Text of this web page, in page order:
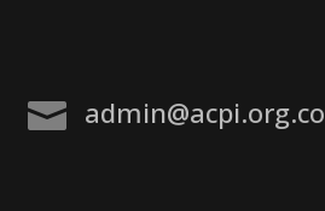
 admin@acpi.org.co